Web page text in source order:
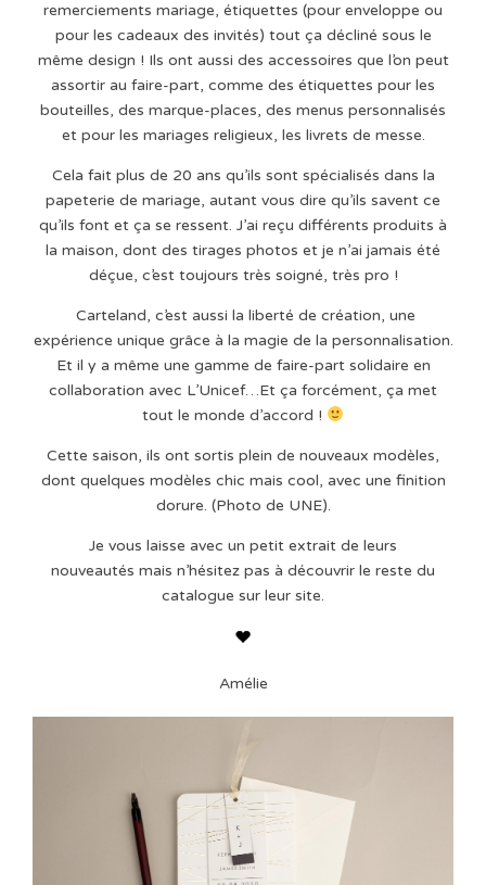
remerciements mariage, étiquettes (pour enveloppe ou
pour les cadeaux des invités) tout ça décliné sous le
même design ! Ils ont aussi des accessoires que l’on peut
assortir au faire-part, comme des étiquettes pour les
bouteilles, des marque-places, des menus personnalisés
et pour les mariages religieux, les livrets de messe.
Cela fait plus de 20 ans qu’ils sont spécialisés dans la
papeterie de mariage, autant vous dire qu’ils savent ce
qu’ils font et ça se ressent. J’ai reçu différents produits à
la maison, dont des tirages photos et je n’ai jamais été
déçue, c’est toujours très soigné, très pro !
Carteland, c’est aussi la liberté de création, une
expérience unique grâce à la magie de la personnalisation.
Et il y a même une gamme de faire-part solidaire en
collaboration avec L’Unicef…Et ça forcément, ça met
tout le monde d’accord !
Cette saison, ils ont sortis plein de nouveaux modèles,
dont quelques modèles chic mais cool, avec une finition
dorure. (Photo de UNE).
Je vous laisse avec un petit extrait de leurs
nouveautés mais n’hésitez pas à découvrir le reste du
catalogue sur leur site.
Amélie